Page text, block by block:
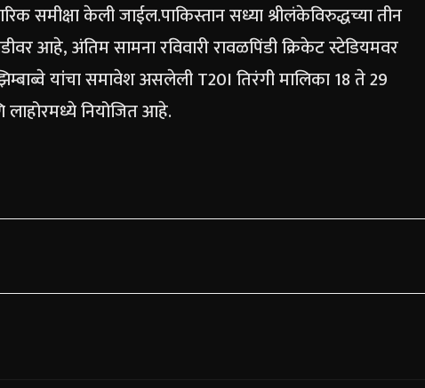
समीक्षा केली जाईल.पाकिस्तान सध्या श्रीलंकेविरुद्धच्या तीन
आहे, अंतिम सामना रविवारी रावळपिंडी क्रिकेट स्टेडियमवर
यांचा समावेश असलेली T20I तिरंगी मालिका 18 ते 29
लाहोरमध्ये नियोजित आहे.